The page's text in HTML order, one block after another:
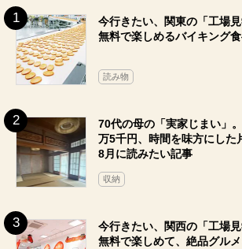
今行きたい、関東の「工場見
無料で楽しめるバイキング
読み物
70代の母の「実家じまい」
万5千円、時間を味方にした
8月に読みたい記事
収納
今行きたい、関西の「工場見
無料で楽しめて、絶品グル